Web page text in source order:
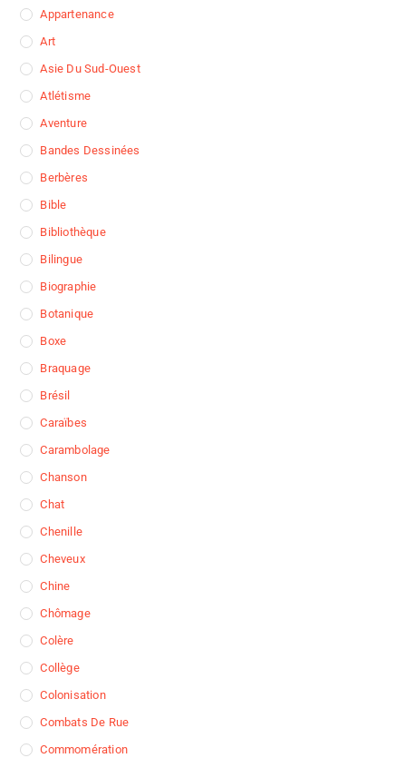
Appartenance
Art
Asie Du Sud-Ouest
Atlétisme
Aventure
Bandes Dessinées
Berbères
Bible
Bibliothèque
Bilingue
Biographie
Botanique
Boxe
Braquage
Brésil
Caraïbes
Carambolage
Chanson
Chat
Chenille
Cheveux
Chine
Chômage
Colère
Collège
Colonisation
Combats De Rue
Commomération